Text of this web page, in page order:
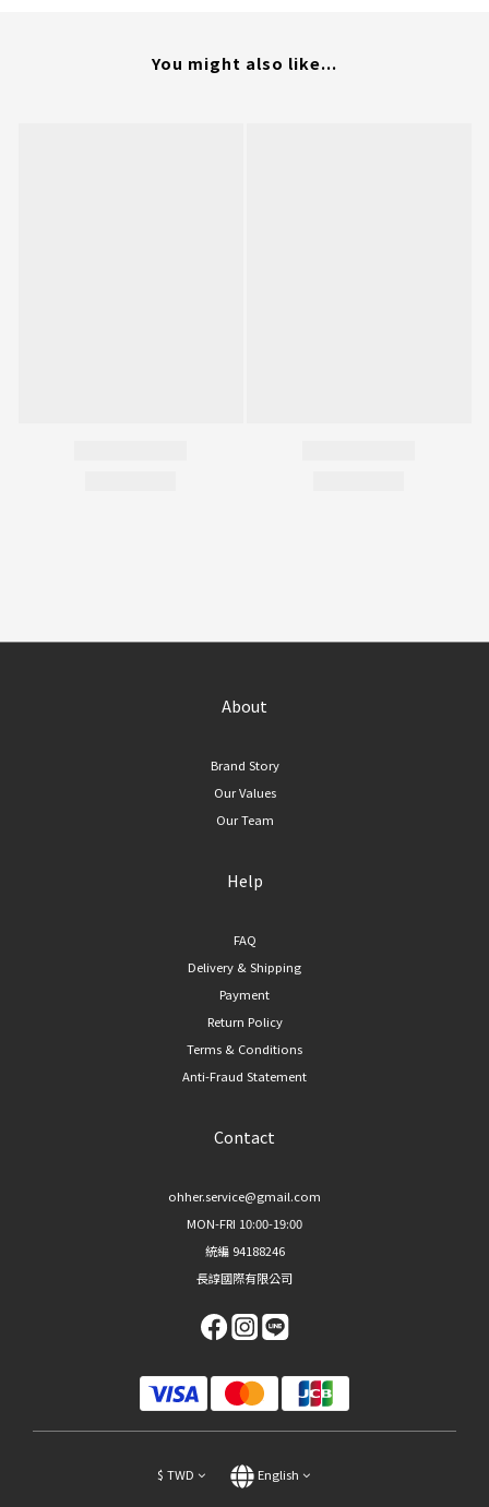
You might also like...
About
Brand Story
Our Values
Our Team
Help
FAQ
Delivery & Shipping
Payment
Return Policy
Terms & Conditions
Anti-Fraud Statement
Contact
ohher.service@gmail.com
MON-FRI 10:00-19:00
統編 94188246
長諄國際有限公司
$ TWD English